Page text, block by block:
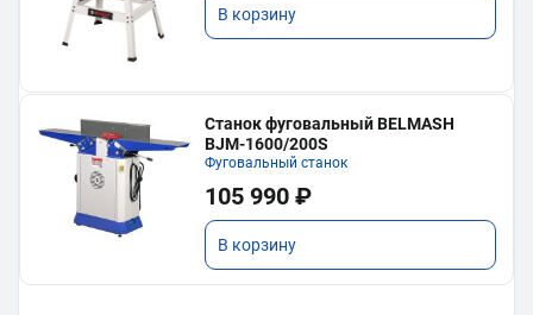
В корзину
Станок фуговальный BELMASH
BJM-1600/200S
Фуговальный станок
105 990 ₽
В корзину